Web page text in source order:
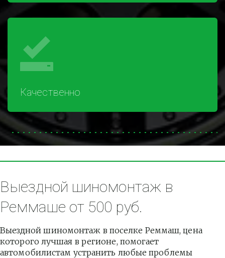
Качественно
Выездной шиномонтаж в
Реммаше от 500 руб.
Выездной шиномонтаж в поселке Реммаш, цена
которого лучшая в регионе, помогает
автомобилистам устранить любые проблемы